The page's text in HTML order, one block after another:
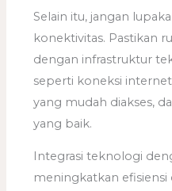
Selain itu, jangan
konektivitas. Pastikan
dengan infrastruktur
seperti koneksi
yang mudah diakses,
yang baik.
Integrasi teknologi
meningkatkan efisiensi